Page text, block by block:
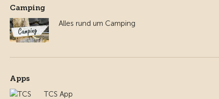
Camping
Alles rund um Camping
Apps
TCS App